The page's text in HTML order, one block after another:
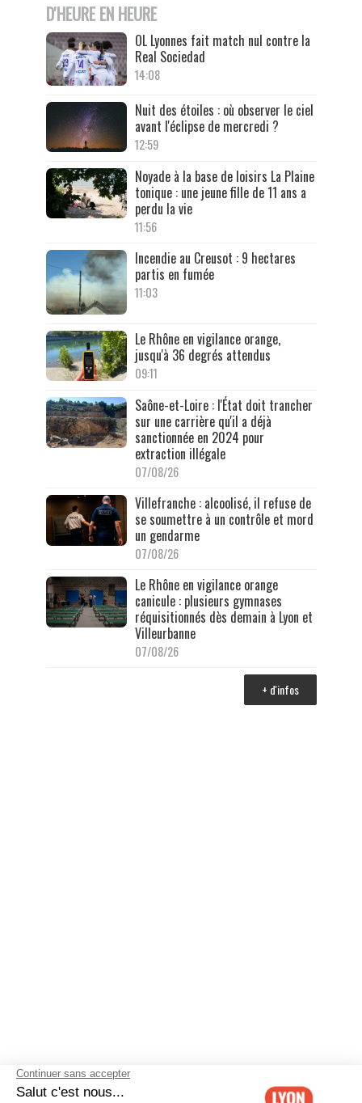
D'HEURE EN HEURE
OL Lyonnes fait match nul contre la
Real Sociedad
14:08
Nuit des étoiles : où observer le ciel
avant l'éclipse de mercredi ?
12:59
Noyade à la base de loisirs La Plaine
tonique : une jeune fille de 11 ans a
perdu la vie
11:56
Incendie au Creusot : 9 hectares
partis en fumée
11:03
Le Rhône en vigilance orange,
jusqu'à 36 degrés attendus
09:11
Saône-et-Loire : l'État doit trancher
sur une carrière qu'il a déjà
sanctionnée en 2024 pour
extraction illégale
07/08/26
Villefranche : alcoolisé, il refuse de
se soumettre à un contrôle et mord
un gendarme
07/08/26
Le Rhône en vigilance orange
canicule : plusieurs gymnases
réquisitionnés dès demain à Lyon et
Villeurbanne
07/08/26
+ d'infos